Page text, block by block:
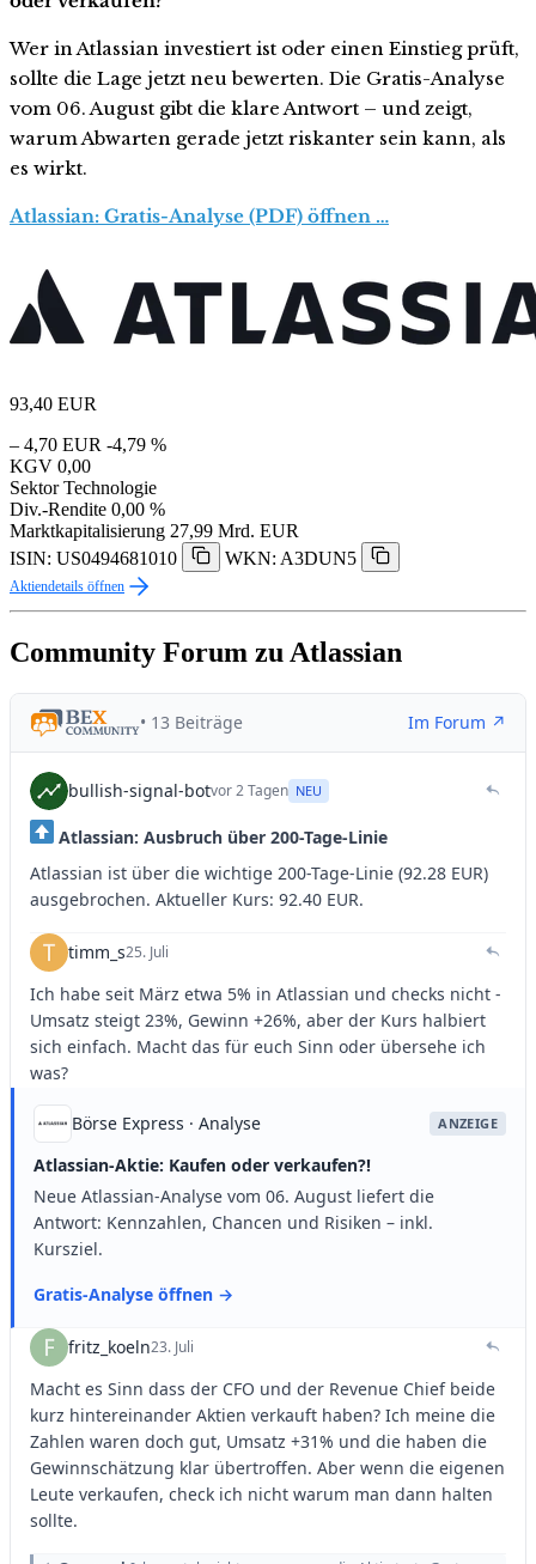
Wer in Atlassian investiert ist oder einen Einstieg prüft,
sollte die Lage jetzt neu bewerten. Die Gratis-Analyse
vom 06. August gibt die klare Antwort – und zeigt,
warum Abwarten gerade jetzt riskanter sein kann, als
es wirkt.
Atlassian: Gratis-Analyse (PDF) öffnen …
93,40 EUR
– 4,70 EUR -4,79 %
KGV 0,00
Sektor Technologie
Div.-Rendite 0,00 %
Marktkapitalisierung 27,99 Mrd. EUR
ISIN: US0494681010
WKN: A3DUN5
Aktiendetails öffnen
Community Forum zu Atlassian